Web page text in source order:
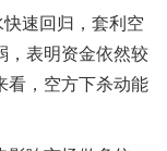
速回归，套利空
，表明资金依然较
看，空方下杀动能